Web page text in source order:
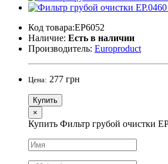
Код товара:EP6052
Наличие: Есть в наличии
Производитель: Europroduct
Цена: 277 грн
Купить
×
Купить Фильтр грубой очистки